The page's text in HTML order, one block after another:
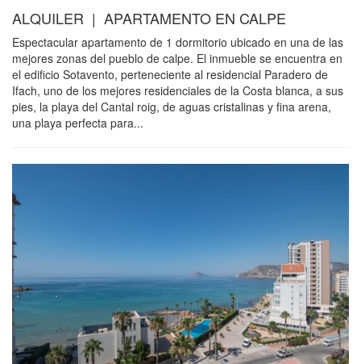
ALQUILER | APARTAMENTO EN CALPE
Espectacular apartamento de 1 dormitorio ubicado en una de las
mejores zonas del pueblo de calpe. El inmueble se encuentra en
el edificio Sotavento, perteneciente al residencial Paradero de
Ifach, uno de los mejores residenciales de la Costa blanca, a sus
pies, la playa del Cantal roig, de aguas cristalinas y fina arena,
una playa perfecta para...